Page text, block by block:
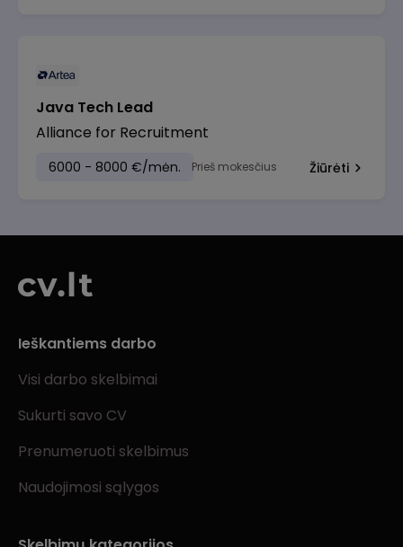
Java Tech Lead
Alliance for Recruitment
6000 - 8000 €/mėn. Prieš mokesčius Žiūrėti
Ieškantiems darbo
Visi darbo skelbimai
Sukurti savo CV
Prenumeruoti skelbimus
Naudojimosi sąlygos